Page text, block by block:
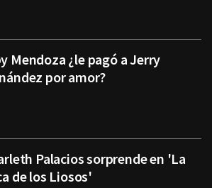
Mendoza ¿le pagó a Jerry
por amor?
Palacios sorprende en 'La
de los Liosos'